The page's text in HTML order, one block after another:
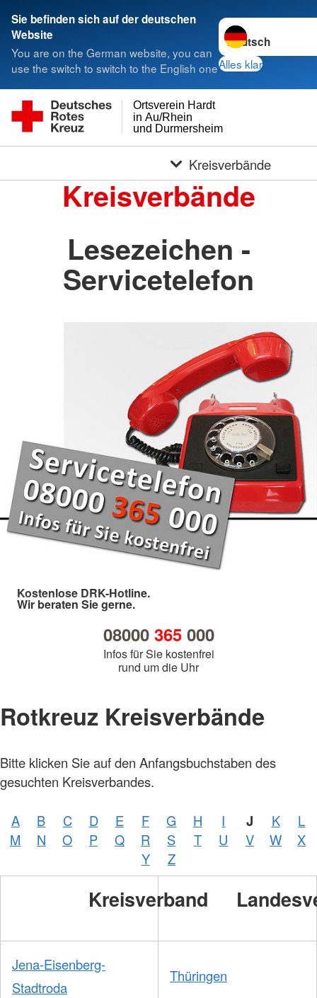
Sie befinden sich auf der deutschen
Website
You are on the German website, you can
use the switch to switch to the English one
Sprache wechseln
Alles klar
und Durmersheim
in Au/Rhein
Ortsverein Hardt
Kreisverbände
Kreisverbände
Lesezeichen -
Servicetelefon
Kostenlose DRK-Hotline.
Wir beraten Sie gerne.
08000 365000
Infos für Sie kostenfrei
rund um die Uhr
Rotkreuz Kreisverbände
Bitte klicken Sie auf den Anfangsbuchstaben des
gesuchten Kreisverbandes.
A B C D E F G H I J K
L
M
N O P Q R S T U V W
X
Y
Z
Kreisverband
Jena-Eisenberg-
Stadtroda
Thüringen